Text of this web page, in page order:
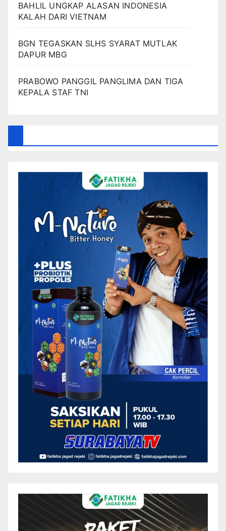
BAHLIL UNGKAP ALASAN INDONESIA
KALAH DARI VIETNAM
BGN TEGASKAN SLHS SYARAT MUTLAK
DAPUR MBG
PRABOWO PANGGIL PANGLIMA DAN TIGA
KEPALA STAF TNI